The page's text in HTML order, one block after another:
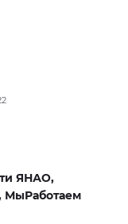
ЯНАО,
МыРаботаем